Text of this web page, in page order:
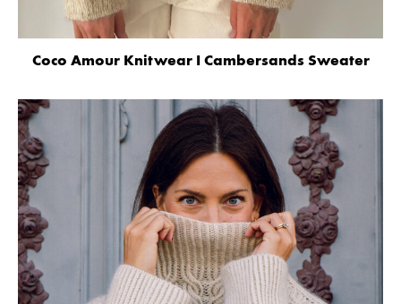
Coco Amour Knitwear I Cambersands Sweater